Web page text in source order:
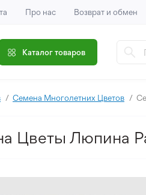
Про нас Возврат и обмен
Каталог товаров
Семена Многолетних Цветов
Цветы Люпина